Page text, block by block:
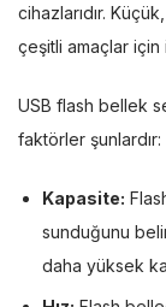
cihazlarıdır.
çeşitli amaçlar
USB flash bellek
faktörler şunlardır:
Kapasite:
sunduğunu
daha yüksek